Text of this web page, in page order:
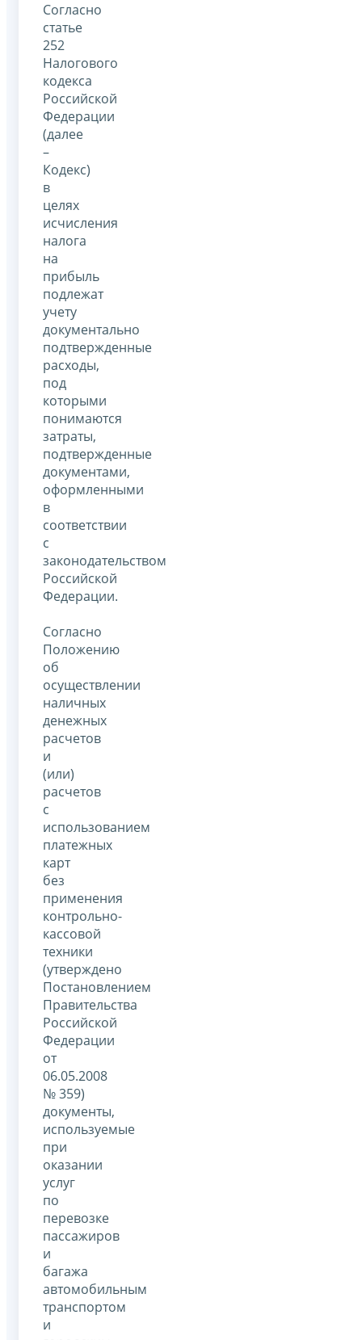
Согласно
статье
252
Налогового
кодекса
Российской
Федерации
(далее
–
Кодекс)
в
целях
исчисления
налога
на
прибыль
подлежат
учету
документально
подтвержденные
расходы,
под
которыми
понимаются
затраты,
подтвержденные
документами,
оформленными
в
соответствии
с
законодательством
Российской
Федерации.
Согласно
Положению
об
осуществлении
наличных
денежных
расчетов
и
(или)
расчетов
с
использованием
платежных
карт
без
применения
контрольно-
кассовой
техники
(утверждено
Постановлением
Правительства
Российской
Федерации
от
06.05.2008
№ 359)
документы,
используемые
при
оказании
услуг
по
перевозке
пассажиров
и
багажа
автомобильным
транспортом
и